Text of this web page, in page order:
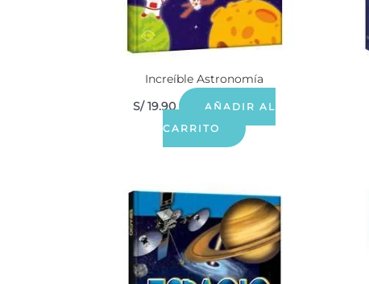
Increíble Astronomía
S/19.90
AÑADIR AL
CARRITO